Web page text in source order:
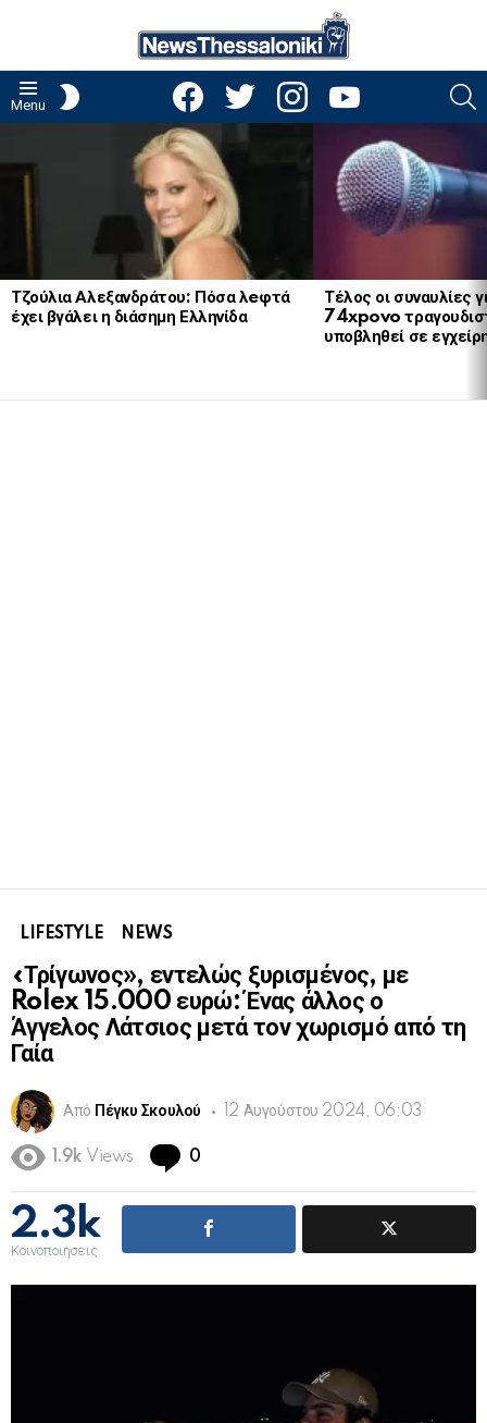
Menu
facebooktwitter instagramyoutube
Τζούλια Αλεξανδράτου: Πόσα λeφτά
έχει βγάλει η διάσημη Ελληνίδα
Τέλος οι συναυλίες
74xpovo
υποβληθεί σε
LIFESTYLE NEWS
«Τρίγωνος», εντελώς ξυρισμένος, με
Rolex 15.000 ευρώ: Ένας άλλος ο
Άγγελος Λάτσιος μετά τον χωρισμό από τη
Γαία
Από Πέγκυ Σκουλού 12 Αυγούστου 2024, 06:03
1.9k Views 0
2.3k
Κοινοποιήσεις